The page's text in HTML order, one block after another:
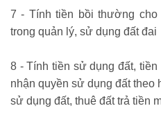
7 - Tính tiền bồi thường
trong quản lý, sử dụng đất đai
8 - Tính tiền sử dụng đất,
nhận quyền sử dụng đất theo
sử dụng đất, thuê đất trả tiền